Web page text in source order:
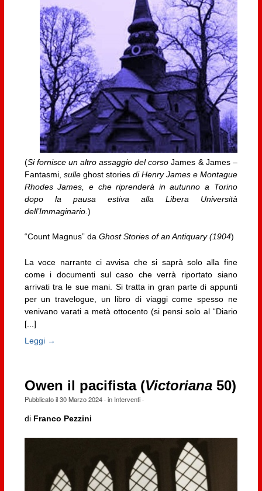
(Si fornisce un altro assaggio del corso James & James –
Fantasmi, sulle ghost stories di Henry James e Montague
Rhodes James, e che riprenderà in autunno a Torino
dopo la pausa estiva alla Libera Università
dell’Immaginario. )
“Count Magnus” da Ghost Stories of an Antiquary (1904)
La voce narrante ci avvisa che si saprà solo alla fine
come i documenti sul caso che verrà riportato siano
arrivati tra le sue mani. Si tratta in gran parte di appunti
per un travelogue, un libro di viaggi come spesso ne
venivano varati a metà ottocento (si pensi solo al “Diario
[...]
Leggi →
Owen il pacifista (Victoriana50)
Pubblicato il30 Marzo 2024· in Interventi·
di Franco Pezzini